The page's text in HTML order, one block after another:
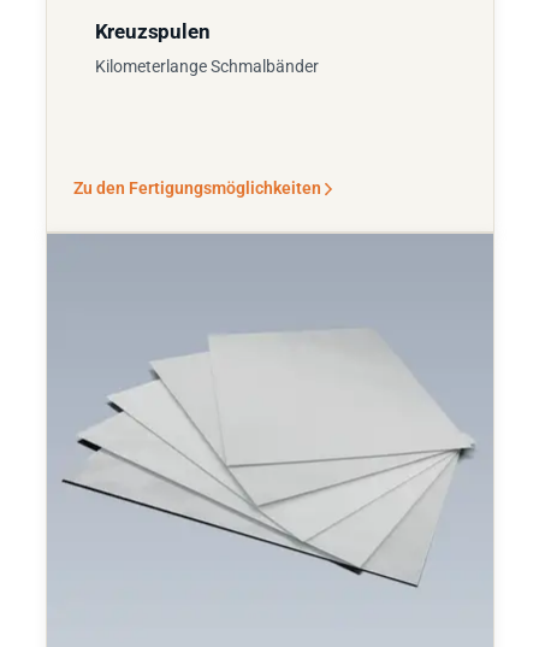
Kreuzspulen
Kilometerlange Schmalbänder
Zu den Fertigungsmöglichkeiten